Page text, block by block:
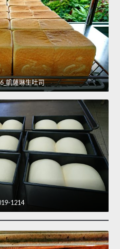
凱薩琳生吐司
1214